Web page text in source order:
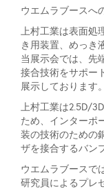
ウエムラブースへ
上村工業は表面処
き用装置、めっき
当展示会では、先
接合技術をサポー
展示しております。
上村工業は2.5D/
ため、インターポ
装の技術のための
ザを接合するバン
ウエムラブースで
研究員によるプレ